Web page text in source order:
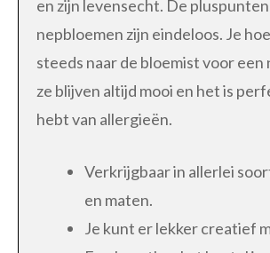
en zijn levensecht. De
nepbloemen zijn eindeloos. Je
steeds naar de bloemist voor een
ze blijven altijd mooi en het is
hebt van allergieën.
Verkrijgbaar in allerlei
en maten.
Je kunt er lekker creatief